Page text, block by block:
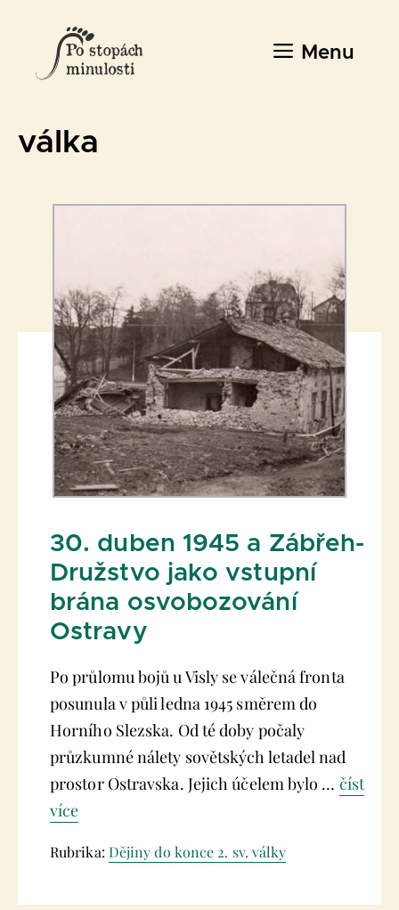
Menu
válka
30. duben 1945 a Zábřeh-
Družstvo jako vstupní
brána osvobozování
Ostravy
Po průlomu bojů u Visly se válečná fronta
posunula v půli ledna 1945 směrem do
Horního Slezska. Od té doby počaly
průzkumné nálety sovětských letadel nad
prostor Ostravska. Jejich účelem bylo … číst
více
Rubrika: Dějiny do konce 2. sv. války